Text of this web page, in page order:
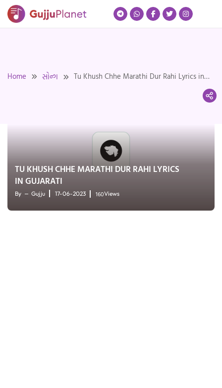
Skip
Home સોન્ગ
Tu Khush Chhe Marathi Dur Rahi Lyrics in
TU KHUSH CHHE MARATHI DUR RAHI LYRICS
IN GUJARATI
By Gujju 17-06-2023 160Views